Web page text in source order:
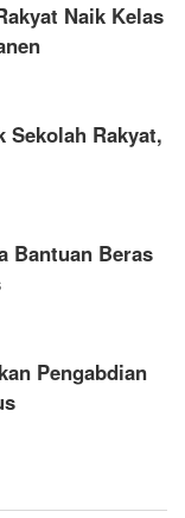
Naik Kelas
Sekolah Rakyat,
Bantuan Beras
Pengabdian